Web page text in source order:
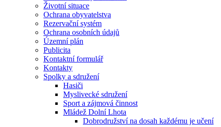
Životní situace
Ochrana obyvatelstva
Rezervační systém
Ochrana osobních údajů
Územní plán
Publicita
Kontaktní formulář
Kontakty
Spolky a sdružení
Hasiči
Myslivecké sdružení
Sport a zájmová činnost
Mládež Dolní Lhota
Dobrodružství na dosah každému je učení